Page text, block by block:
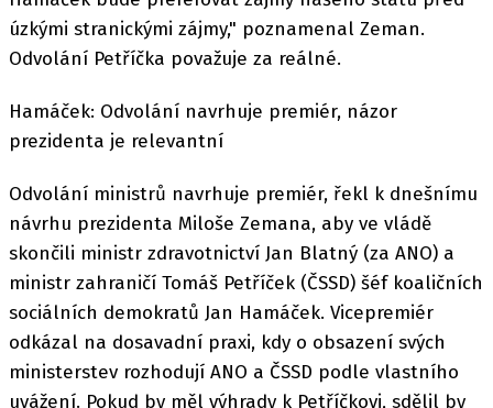
úzkými stranickými zájmy," poznamenal Zeman.
Odvolání Petříčka považuje za reálné.
Hamáček: Odvolání navrhuje premiér, názor
prezidenta je relevantní
Odvolání ministrů navrhuje premiér, řekl k dnešnímu
návrhu prezidenta Miloše Zemana, aby ve vládě
skončili ministr zdravotnictví Jan Blatný (za ANO) a
ministr zahraničí Tomáš Petříček (ČSSD) šéf koaličních
sociálních demokratů Jan Hamáček. Vicepremiér
odkázal na dosavadní praxi, kdy o obsazení svých
ministerstev rozhodují ANO a ČSSD podle vlastního
uvážení. Pokud by měl výhrady k Petříčkovi, sdělil by